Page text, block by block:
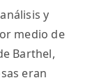
y
medio de
Barthel,
eran